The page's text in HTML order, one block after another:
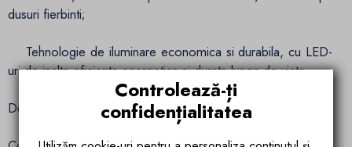
dusuri fierbinti;
Tehnologie de iluminare economica si durabila, cu LED-
uri de inalta eficienta energetica si durata lunga de viata.
Design sofisticat, calitate premium
Controlează-ți
confidențialitatea